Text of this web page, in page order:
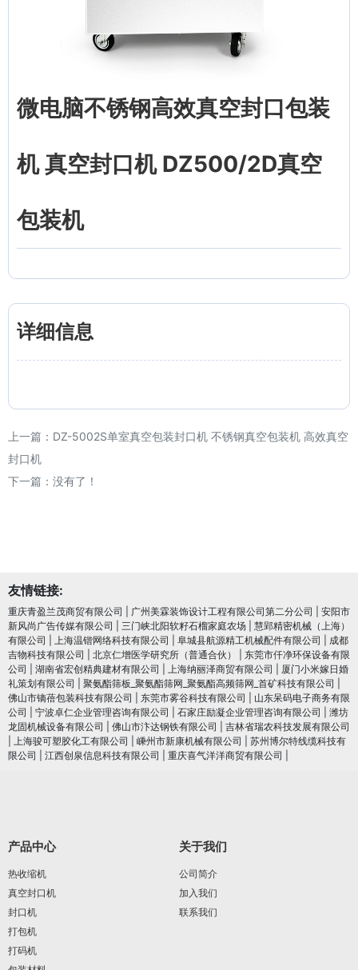
微电脑不锈钢高效真空封口包装
机 真空封口机 DZ500/2D真空
包装机
详细信息
上一篇： DZ-5002S单室真空包装封口机 不锈钢真空包装机 高效真空
封口机
下一篇：没有了！
友情链接:
重庆青盈兰茂商贸有限公司 广州美霖装饰设计工程有限公司第二分公司
安阳市
新风尚广告传媒有限公司
三门峡北阳软籽石榴家庭农场
慧郢精密机械（上海）
有限公司
上海温锴网络科技有限公司 阜城县航源精工机械配件有限公司
成都
吉物科技有限公司
北京仁增医学研究所（普通合伙）
东莞市仟净环保设备有限
公司
湖南省宏创精典建材有限公司 上海纳丽泽商贸有限公司
厦门小米嫁日婚
礼策划有限公司
聚氨酯筛板_聚氨酯筛网_聚氨酯高频筛网_首矿科技有限公司
佛山市镝蓓包装科技有限公司
东莞市雾谷科技有限公司
山东呆码电子商务有限
公司
宁波卓仁企业管理咨询有限公司 石家庄励凝企业管理咨询有限公司
潍坊
龙固机械设备有限公司
佛山市汴达钢铁有限公司
吉林省瑞农科技发展有限公司
上海骏可塑胶化工有限公司 嵊州市新康机械有限公司
苏州博尔特线缆科技有
限公司
江西创泉信息科技有限公司 重庆喜气洋洋商贸有限公司
产品中心
热收缩机
真空封口机
封口机
打包机
打码机
关于我们
公司简介
加入我们
联系我们